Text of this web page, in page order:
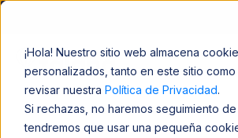
¡Hola! Nuestro sitio web almacena
personalizados, tanto en este sitio
revisar nuestra Política de Privacidad.
Si rechazas, no haremos seguimiento
tendremos que usar una pequeña